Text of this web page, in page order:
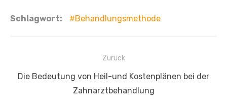
Schlagwort: Behandlungsmethode
Beitragsnavigation
Zurück
Vorheriger
Die Bedeutung von Heil-und Kostenplänen bei der
Zahnarztbehandlung